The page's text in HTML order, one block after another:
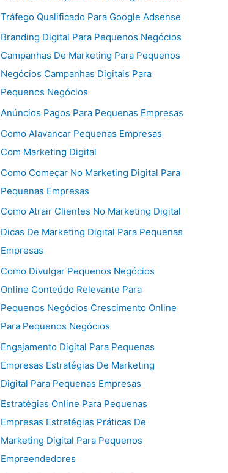
Tráfego Qualificado Para Google Adsense
Branding Digital Para Pequenos Negócios
Campanhas De Marketing Para Pequenos
Negócios Campanhas Digitais Para
Pequenos Negócios
Anúncios Pagos Para Pequenas Empresas
Como Alavancar Pequenas Empresas
Com Marketing Digital
Como Começar No Marketing Digital Para
Pequenas Empresas
Como Atrair Clientes No Marketing Digital
Dicas De Marketing Digital Para Pequenas
Empresas
Como Divulgar Pequenos Negócios
Online Conteúdo Relevante Para
Pequenos Negócios Crescimento Online
Para Pequenos Negócios
Engajamento Digital Para Pequenas
Empresas Estratégias De Marketing
Digital Para Pequenas Empresas
Estratégias Online Para Pequenas
Empresas Estratégias Práticas De
Marketing Digital Para Pequenos
Empreendedores